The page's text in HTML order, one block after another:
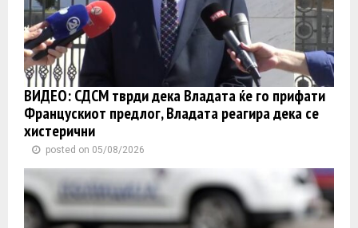
ВИДЕО: СДСМ тврди дека Владата ќе го прифати
Францускиот предлог, Владата реагира дека се
хистерични
posted on 05/08/2026